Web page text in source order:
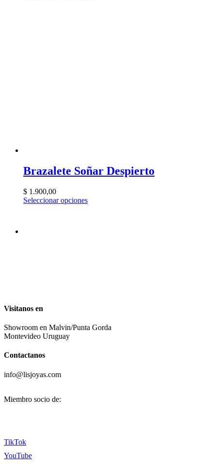
Brazalete Soñar Despierto
$ 1.900,00
Seleccionar opciones
Visitanos en
Showroom en Malvin/Punta Gorda
Montevideo Uruguay
Contactanos
info@lisjoyas.com
Miembro socio de:
TikTok
YouTube